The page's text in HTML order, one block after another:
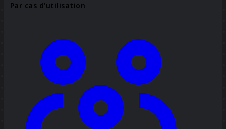
Par cas d’utilisation